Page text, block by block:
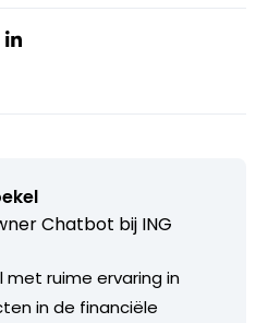
Chatbot bij ING
ruime ervaring in
in de financiële